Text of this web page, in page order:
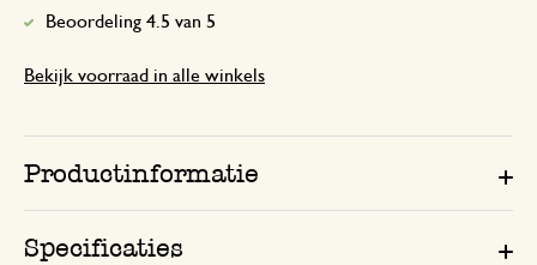
Beoordeling 4.5 van 5
Bekijk voorraad in alle winkels
Productinformatie
Specificaties